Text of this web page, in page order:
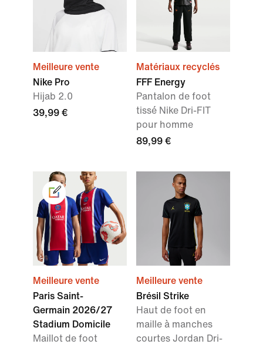
Meilleure vente
Nike Pro
Hijab 2.0
39,99 €
Matériaux recyclés
FFF Energy
Pantalon de foot
tissé Nike Dri-FIT
pour homme
89,99 €
Meilleure vente
Paris Saint-
Germain 2026/27
Stadium Domicile
Maillot de foot
Meilleure vente
Brésil Strike
Haut de foot en
maille à manches
courtes Jordan Dri-